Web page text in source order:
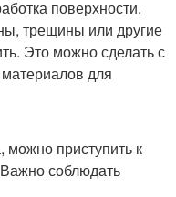
поверхности.
трещины или другие
Это можно сделать с
для
можно приступить к
соблюдать